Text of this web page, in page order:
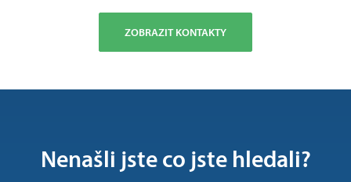
ZOBRAZIT KONTAKTY
Nenašli jste co jste hledali?